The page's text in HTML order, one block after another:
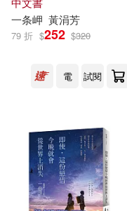
さつき芽衣(4)
柊ゆうき(4)
森日向子(4)
出版社 (可複選)
MTEX(4)
PRESTIGE(1)
一条岬 黃涓芳
79 折 $252 $320
電 試閱